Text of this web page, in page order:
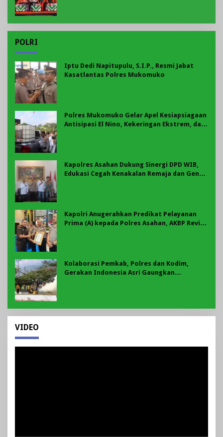
POLRI
Iptu Dedi Napitupulu, S.I.P., Resmi Jabat
Kasatlantas Polres Mukomuko
Polres Mukomuko Gelar Apel Kesiapsiagaan
Antisipasi El Nino, Kekeringan Ekstrem, dan
Kapolres Asahan Dukung Sinergi DPD WIB,
Edukasi Cegah Kenakalan Remaja dan Geng
Kapolri Anugerahkan Predikat Pelayanan
Prima (A) kepada Polres Asahan, AKBP Revi
Kolaborasi Pemkab, Polres dan Kodim,
Gerakan Indonesia Asri Gaungkan
VIDEO